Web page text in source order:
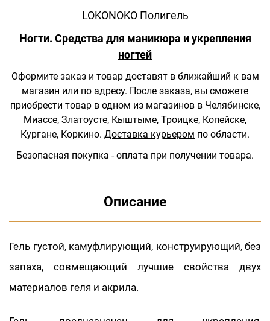
LOKONOKO Полигель
Ногти. Средства для маникюра и укрепления
ногтей
Оформите заказ и товар доставят в ближайший к вам
магазин или по адресу. После заказа, вы сможете
приобрести товар в одном из магазинов в Челябинске,
Миассе, Златоусте, Кыштыме, Троицке, Копейске,
Кургане, Коркино. Доставка курьером по области.
Безопасная покупка - оплата при получении товара.
Описание
Гель густой, камуфлирующий, конструирующий, без
запаха, совмещающий лучшие свойства двух
материалов геля и акрила.